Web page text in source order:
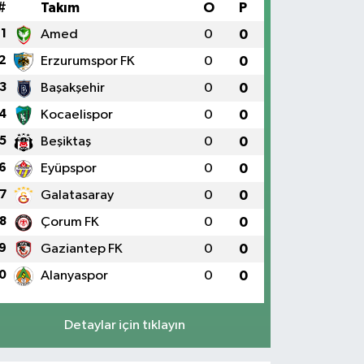
Takım O P
1 Amed 0 0
Erzurumspor FK 0 0
3 Başakşehir 0 0
Kocaelispor 0 0
5 Beşiktaş 0 0
Eyüpspor 0 0
7 Galatasaray 0 0
8 Çorum FK 0 0
Gaziantep FK 0 0
Alanyaspor 0 0
Detaylar için tıklayın